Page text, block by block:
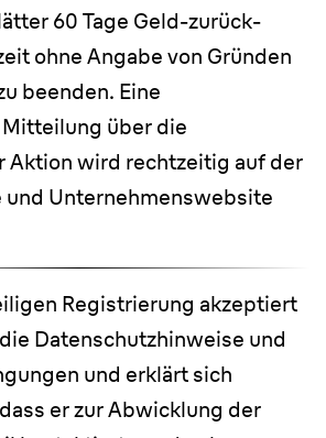
60 Tage Geld-zurück-
ohne Angabe von Gründen
beenden. Eine
über die
Aktion wird rechtzeitig auf der
Unternehmenswebsite
Registrierung akzeptiert
Datenschutzhinweise und
und erklärt sich
er zur Abwicklung der